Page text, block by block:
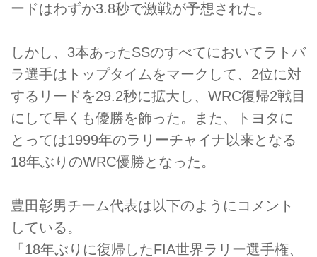
ードはわずか3.8秒で激戦が予想された。
しかし、3本あったSSのすべてにおいてラトバ
ラ選手はトップタイムをマークして、2位に対
するリードを29.2秒に拡大し、WRC復帰2戦目
にして早くも優勝を飾った。また、トヨタに
とっては1999年のラリーチャイナ以来となる
18年ぶりのWRC優勝となった。
豊田彰男チーム代表は以下のようにコメント
している。
「18年ぶりに復帰したFIA世界ラリー選手権、